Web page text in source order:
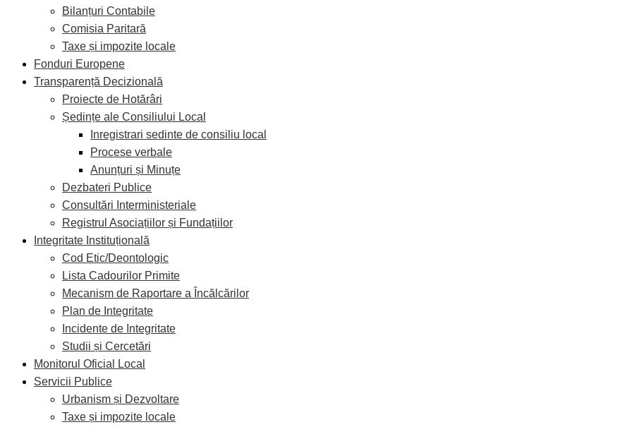
Bilanțuri Contabile
Comisia Paritară
Taxe și impozite locale
Fonduri Europene
Transparență Decizională
Proiecte de Hotărâri
Ședințe ale Consiliului Local
Inregistrari sedinte de consiliu local
Procese verbale
Anunțuri și Minuțe
Dezbateri Publice
Consultări Interministeriale
Registrul Asociațiilor și Fundațiilor
Integritate Instituțională
Cod Etic/Deontologic
Lista Cadourilor Primite
Mecanism de Raportare a Încălcărilor
Plan de Integritate
Incidente de Integritate
Studii și Cercetări
Monitorul Oficial Local
Servicii Publice
Urbanism și Dezvoltare
Taxe și impozite locale